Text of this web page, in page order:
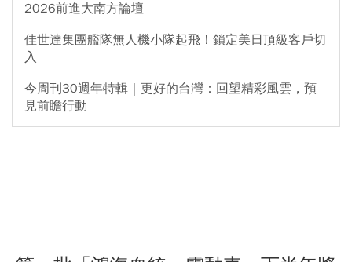
2026前進大南方論壇
佳世達集團艦隊無人機小隊起飛！鎖定美日頂級客戶切
入
今周刊30週年特輯｜更好的台灣：回望精彩風雲，預
見前瞻行動